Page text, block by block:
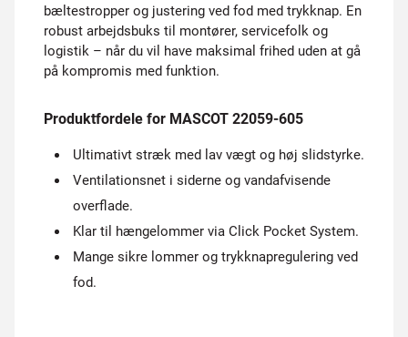
bæltestropper og justering ved fod med trykknap. En
robust arbejdsbuks til montører, servicefolk og
logistik – når du vil have maksimal frihed uden at gå
på kompromis med funktion.
Produktfordele for MASCOT 22059-605
Ultimativt stræk med lav vægt og høj slidstyrke.
Ventilationsnet i siderne og vandafvisende
overflade.
Klar til hængelommer via Click Pocket System.
Mange sikre lommer og trykknapregulering ved
fod.